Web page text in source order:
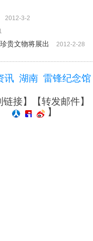
2012-3-2
贵文物将展出 2012-2-28
讯 湖南 雷锋纪念馆
链接】【转发邮件】
】